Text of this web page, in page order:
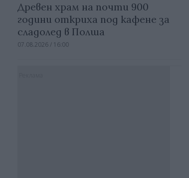
Древен храм на почти 900
години откриха под кафене за
сладолед в Полша
07.08.2026 / 16:00